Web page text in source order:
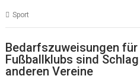
Sport
Bedarfszuweisungen
Fußballklubs sind
anderen Vereine